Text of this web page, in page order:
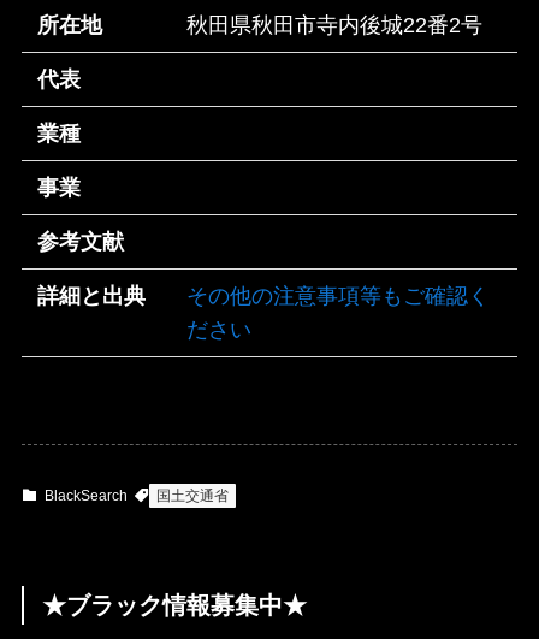
所在地 秋田県秋田市寺内後城22番2号
代表
業種
事業
参考文献
詳細と出典
その他の注意事項等もご確認く
ださい
BlackSearch 国土交通省
★ブラック情報募集中★